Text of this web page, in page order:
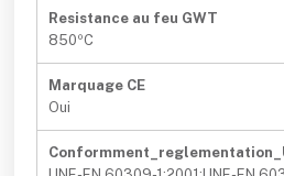
Resistance au feu GWT
850ºC
Marquage CE
Oui